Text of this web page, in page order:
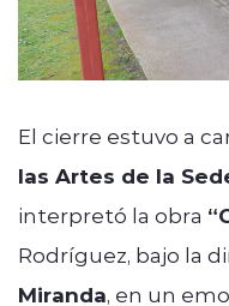
El cierre estuvo a
las Artes de la
interpretó la obra
Rodríguez, bajo la
Miranda, en un